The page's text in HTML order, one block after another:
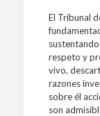
El Tribunal
respeto y
vivo,
razones
sobre él
son